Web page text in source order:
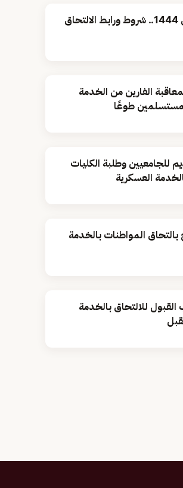
تقديم الحرس الوطني 1444.. شروط ورابط الالتحاق
الفارين من الخدمة
طوعًا
للجامعيين وطلبة الكليات
العسكرية
المواطنات بالخدمة
القبول للالتحاق بالخدمة